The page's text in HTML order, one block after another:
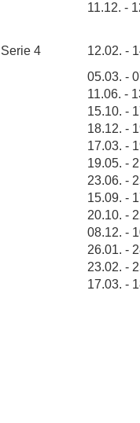
11.12. -
Serie 4 12.02. -
05.03. -
11.06. -
15.10. -
18.12. -
17.03. -
19.05. -
23.06. -
15.09. -
20.10. -
08.12. -
26.01. -
23.02. -
17.03. -